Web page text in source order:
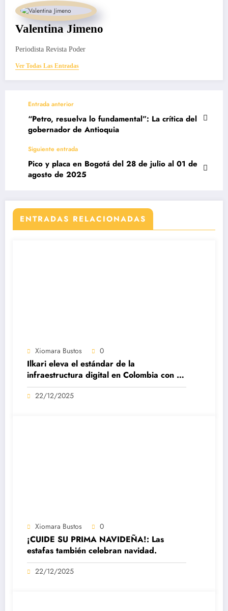
Valentina Jimeno
Periodista Revista Poder
Ver Todas Las Entradas
Entrada anterior
“Petro, resuelva lo fundamental”: La crítica del
gobernador de Antioquia
Siguiente entrada
Pico y placa en Bogotá del 28 de julio al 01 de
agosto de 2025
ENTRADAS RELACIONADAS
Xiomara Bustos 0
Ilkari eleva el estándar de la
infraestructura digital en Colombia con su
datacenter certificado Nivel IV de ICREA
22/12/2025
Xiomara Bustos 0
¡CUIDE SU PRIMA NAVIDEÑA!: Las
estafas también celebran navidad.
22/12/2025